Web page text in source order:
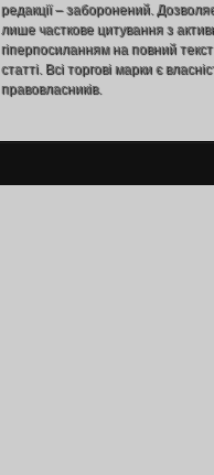
редакції – заборонений.
лише часткове цитування з
гіперпосиланням на повний текст
статті. Всі торгові марки є
правовласників.